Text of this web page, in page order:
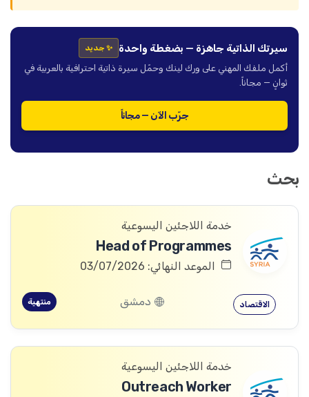
سيرتك الذاتية جاهزة — بضغطة واحدة ✨ جديد
أكمل ملفك المهني على ورك لينك وحمّل سيرة ذاتية احترافية بالعربية في
ثوانٍ — مجاناً.
جرّب الآن — مجاناً
بحث
خدمة اللاجئين اليسوعية
Head of Programmes
الموعد النهائي: 03/07/2026
الاقتصاد دمشق منتهية
خدمة اللاجئين اليسوعية
Outreach Worker